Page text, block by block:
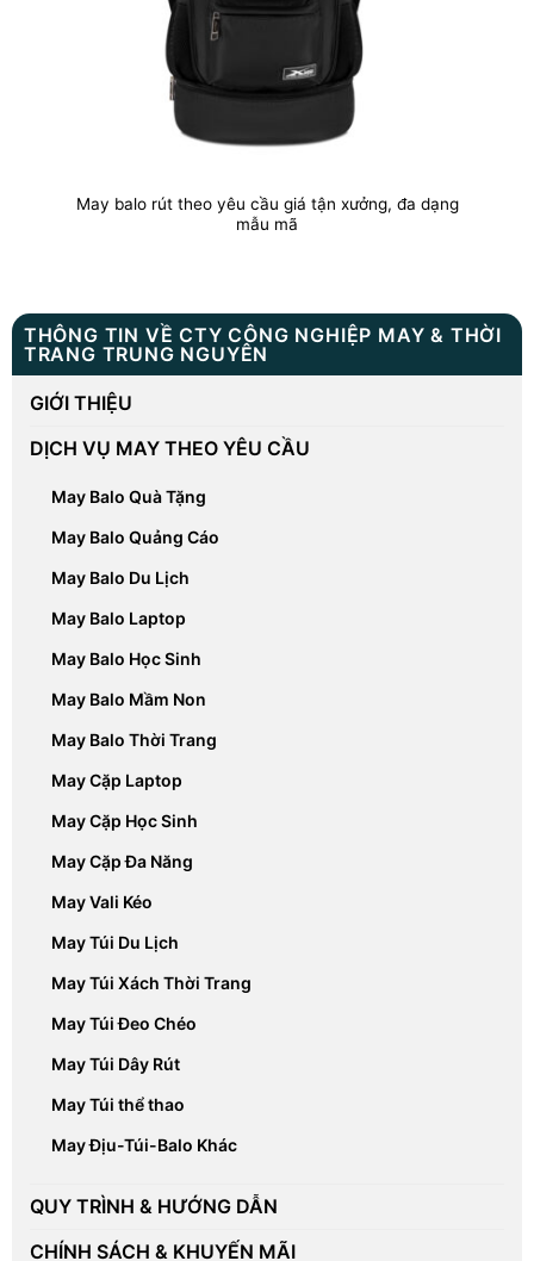
THÔNG TIN VỀ CTY CÔNG NGHIỆP MAY & THỜI
TRANG TRUNG NGUYÊN
GIỚI THIỆU
DỊCH VỤ MAY THEO YÊU CẦU
May Balo Quà Tặng
May Balo Quảng Cáo
May Balo Du Lịch
May Balo Laptop
May Balo Học Sinh
May Balo Mầm Non
May Balo Thời Trang
May Cặp Laptop
May Cặp Học Sinh
May Cặp Đa Năng
May Vali Kéo
May Túi Du Lịch
May Túi Xách Thời Trang
May Túi Đeo Chéo
May Túi Dây Rút
May Túi thể thao
May Địu-Túi-Balo Khác
QUY TRÌNH & HƯỚNG DẪN
CHÍNH SÁCH & KHUYẾN MÃI
May balo rút theo yêu cầu giá tận xưởng, đa dạng
mẫu mã